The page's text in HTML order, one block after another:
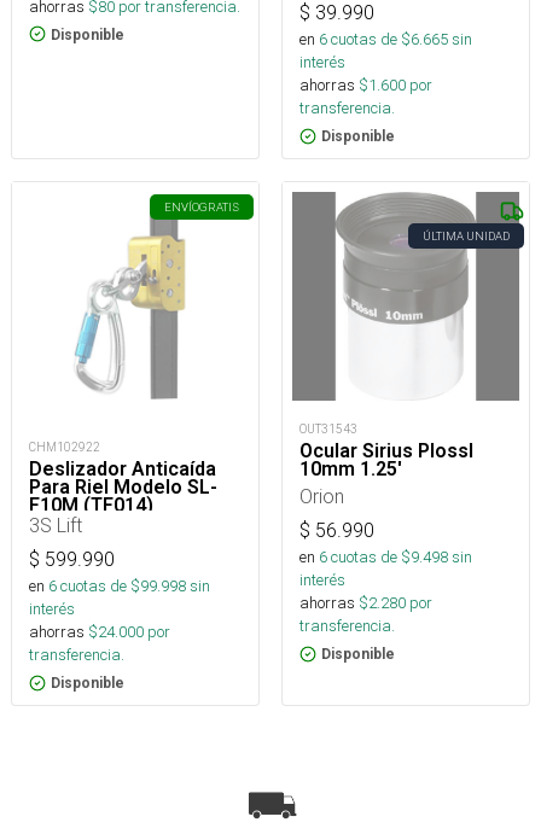
ahorras $80 por transferencia.
Disponible
$ 39.990
en 6cuotas de $6.665sin
interés
ahorras $1.600 por
transferencia.
Disponible
ENVÍOGRATIS
CHM102922
Deslizador Anticaída
Para Riel Modelo SL-
F10M (TF014)
3S Lift
$ 599.990
en 6cuotas de $99.998sin
interés
ahorras $24.000 por
transferencia.
Disponible
ÚLTIMA UNIDAD
OUT31543
Ocular Sirius Plossl
10mm 1.25'
Orion
$ 56.990
en 6cuotas de $9.498sin
interés
ahorras $2.280 por
transferencia.
Disponible